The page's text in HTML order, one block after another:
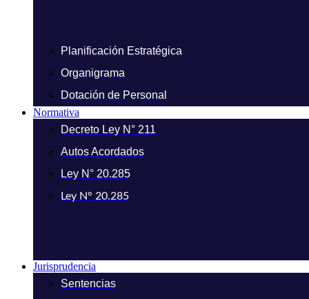
Planificación Estratégica
Organigrama
Dotación de Personal
Normativa
Decreto Ley N° 211
Autos Acordados
Ley N° 20.285
Ley N° 20.285
Jurisprudencia
Sentencias